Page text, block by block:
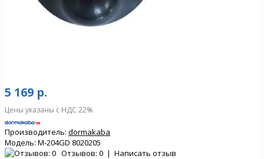
5 169 р.
Цены указаны с НДС 22%
Производитель: dormakaba
Модель: M-204GD 8020205
Отзывов: 0 | Написать отзыв